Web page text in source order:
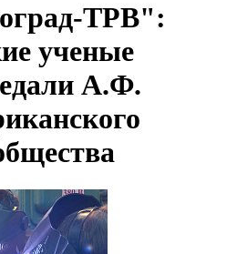
ТРВ":
ученые
А.Ф.